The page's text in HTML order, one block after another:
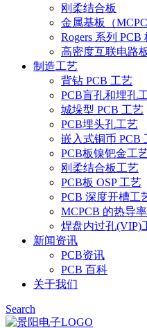
刚柔结合板
金属基板（
Rogers 系列 PCB
高密度互联电路
制造工艺
背钻 PCB 工艺
PCB盲孔和埋孔
城垛型 PCB 工艺
PCB埋头孔工艺
嵌入式铜币 PCB
PCB板镍钯金工
刚柔结合板工艺
PCB板 OSP 工艺
PCB 深度开槽工
MCPCB 的热导率
焊盘内过孔(VIP)
新闻资讯
PCB资讯
PCB 百科
关于我们
Search